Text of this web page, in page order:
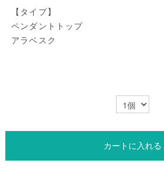
【タイプ】
ペンダントトップ
アラベスク
カートに入れる